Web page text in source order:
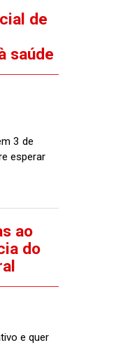
de
saúde
3 de
esperar
ao
do
e quer